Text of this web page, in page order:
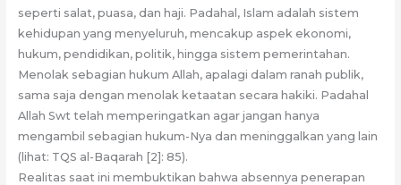
seperti salat, puasa, dan haji. Padahal, Islam adalah sistem
kehidupan yang menyeluruh, mencakup aspek ekonomi,
hukum, pendidikan, politik, hingga sistem pemerintahan.
Menolak sebagian hukum Allah, apalagi dalam ranah publik,
sama saja dengan menolak ketaatan secara hakiki. Padahal
Allah Swt telah memperingatkan agar jangan hanya
mengambil sebagian hukum-Nya dan meninggalkan yang lain
(lihat: TQS al-Baqarah [2]: 85).
Realitas saat ini membuktikan bahwa absennya penerapan